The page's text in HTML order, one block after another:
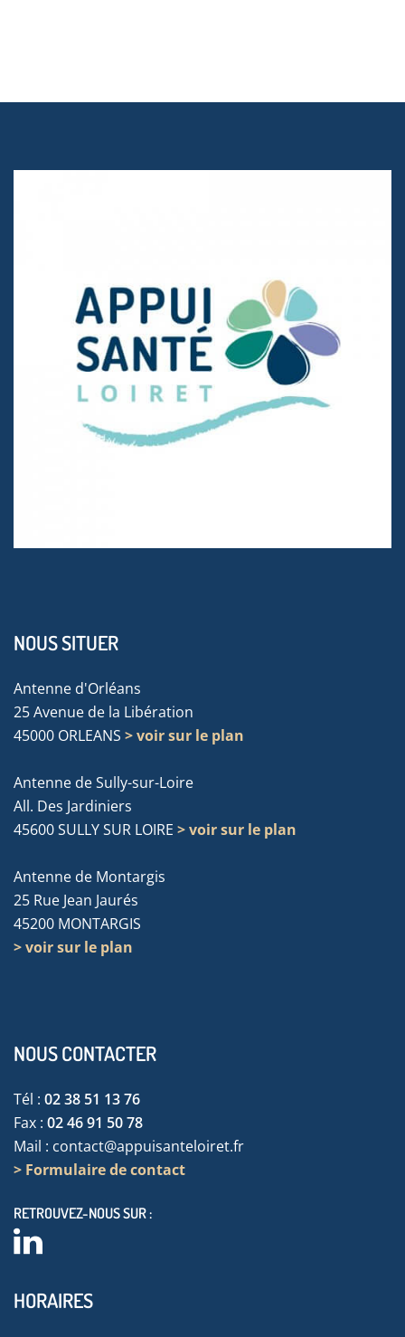
NOUS SITUER
Antenne d'Orléans
25 Avenue de la Libération
45000 ORLEANS > voir sur le plan
Antenne de Sully-sur-Loire
All. Des Jardiniers
45600 SULLY SUR LOIRE > voir sur le plan
Antenne de Montargis
25 Rue Jean Jaurés
45200 MONTARGIS
> voir sur le plan
NOUS CONTACTER
Tél : 02 38 51 13 76
Fax : 02 46 91 50 78
Mail : contact@appuisanteloiret.fr
> Formulaire de contact
RETROUVEZ-NOUS SUR :
HORAIRES